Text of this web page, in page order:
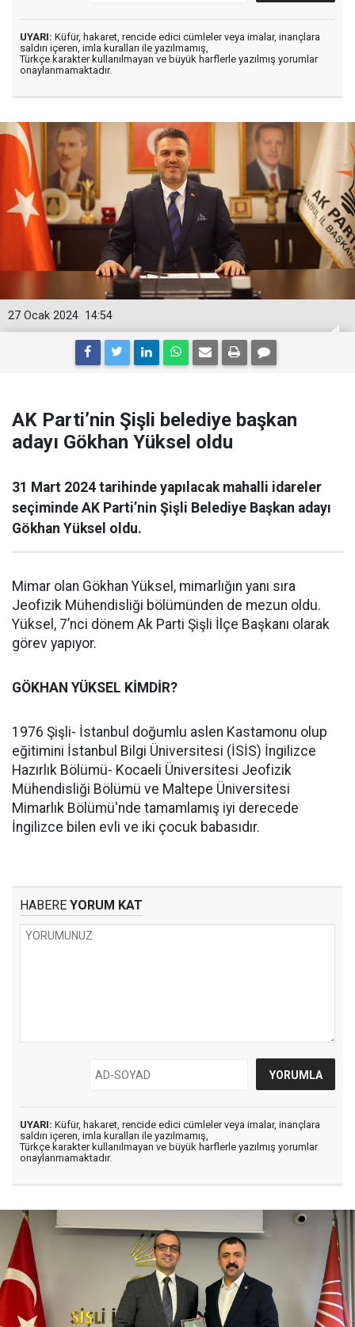
UYARI: Küfür, hakaret, rencide edici cümleler veya imalar, inançlara
saldırı içeren, imla kuralları ile yazılmamış,
Türkçe karakter kullanılmayan ve büyük harflerle yazılmış yorumlar
onaylanmamaktadır.
14:54
27 Ocak 2024
AK Parti’nin Şişli belediye başkan
adayı Gökhan Yüksel oldu
31 Mart 2024 tarihinde yapılacak mahalli idareler
seçiminde AK Parti’nin Şişli Belediye Başkan adayı
Gökhan Yüksel oldu.
Mimar olan Gökhan Yüksel, mimarlığın yanı sıra
Jeofizik Mühendisliği bölümünden de mezun oldu.
Yüksel, 7’nci dönem Ak Parti Şişli İlçe Başkanı olarak
görev yapıyor.
GÖKHAN YÜKSEL KİMDİR?
1976 Şişli- İstanbul doğumlu aslen Kastamonu olup
eğitimini İstanbul Bilgi Üniversitesi (İSİS) İngilizce
Hazırlık Bölümü- Kocaeli Üniversitesi Jeofizik
Mühendisliği Bölümü ve Maltepe Üniversitesi
Mimarlık Bölümü'nde tamamlamış iyi derecede
İngilizce bilen evli ve iki çocuk babasıdır.
HABERE YORUM KAT
UYARI: Küfür, hakaret, rencide edici cümleler veya imalar, inançlara
saldırı içeren, imla kuralları ile yazılmamış,
Türkçe karakter kullanılmayan ve büyük harflerle yazılmış yorumlar
onaylanmamaktadır.